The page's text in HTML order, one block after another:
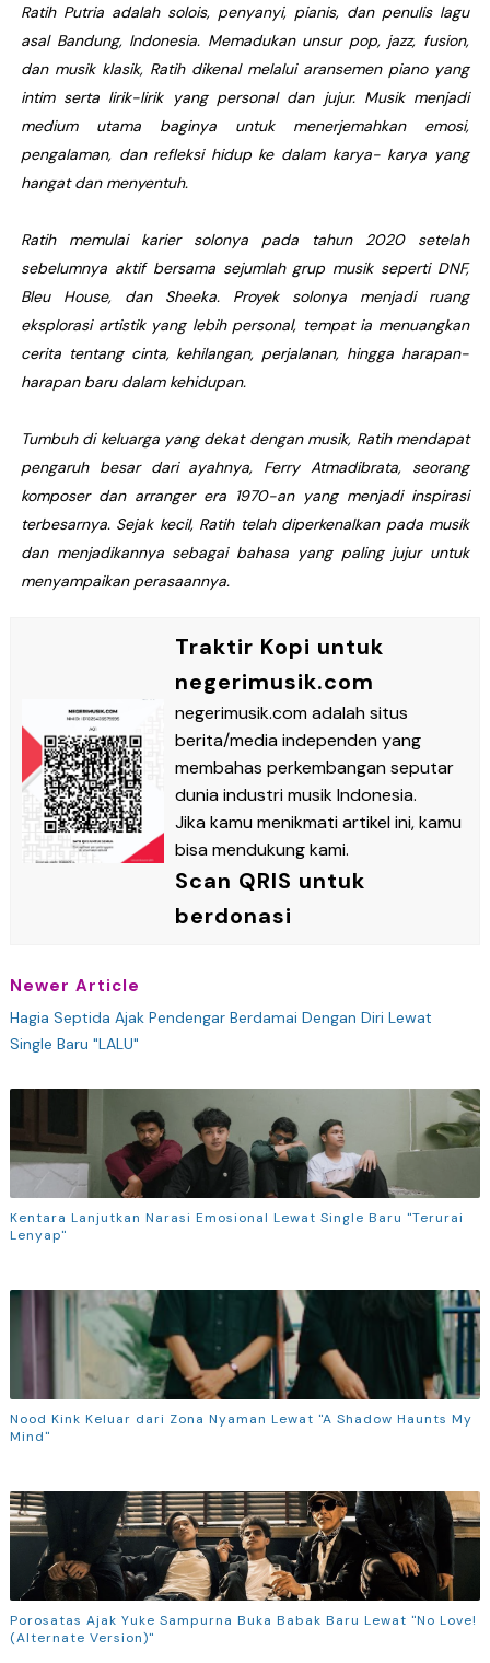
Ratih Putria adalah solois, penyanyi, pianis, dan penulis lagu
asal Bandung, Indonesia. Memadukan unsur pop, jazz, fusion,
dan musik klasik, Ratih dikenal melalui aransemen piano yang
intim serta lirik-lirik yang personal dan jujur. Musik menjadi
medium utama baginya untuk menerjemahkan emosi,
pengalaman, dan refleksi hidup ke dalam karya- karya yang
hangat dan menyentuh.
Ratih memulai karier solonya pada tahun 2020 setelah
sebelumnya aktif bersama sejumlah grup musik seperti DNF,
Bleu House, dan Sheeka. Proyek solonya menjadi ruang
eksplorasi artistik yang lebih personal, tempat ia menuangkan
cerita tentang cinta, kehilangan, perjalanan, hingga harapan-
harapan baru dalam kehidupan.
Tumbuh di keluarga yang dekat dengan musik, Ratih mendapat
pengaruh besar dari ayahnya, Ferry Atmadibrata, seorang
komposer dan arranger era 1970-an yang menjadi inspirasi
terbesarnya. Sejak kecil, Ratih telah diperkenalkan pada musik
dan menjadikannya sebagai bahasa yang paling jujur untuk
menyampaikan perasaannya.
Traktir Kopi untuk
negerimusik.com
negerimusik.com adalah situs
berita/media independen yang
membahas perkembangan seputar
dunia industri musik Indonesia.
Jika kamu menikmati artikel ini, kamu
bisa mendukung kami.
Scan QRIS untuk
berdonasi
Newer Article
Hagia Septida Ajak Pendengar Berdamai Dengan Diri Lewat
Single Baru "LALU"
Kentara Lanjutkan Narasi Emosional Lewat Single Baru "Terurai
Lenyap"
Nood Kink Keluar dari Zona Nyaman Lewat "A Shadow Haunts My
Mind"
Porosatas Ajak Yuke Sampurna Buka Babak Baru Lewat "No Love!
(Alternate Version)"